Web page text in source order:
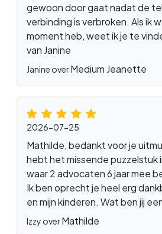
gewoon door gaat nadat de
verbinding is verbroken. Als ik
moment heb, weet ik je te
van Janine
Janine overMedium Jeanette
2026-07-25
Mathilde, bedankt voor je
hebt het missende puzzelstuk
waar 2 advocaten 6 jaar mee
Ik ben oprecht je heel erg
en mijn kinderen. Wat ben jij
Izzy overMathilde